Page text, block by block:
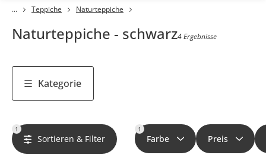
Teppiche Naturteppiche
Naturteppiche - schwarz4 Ergebnisse
Kategorie
1
Sortieren & Filter
1
Farbe Preis